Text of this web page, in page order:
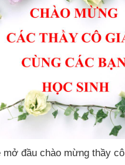
mở đầu chào mừng thầy cô